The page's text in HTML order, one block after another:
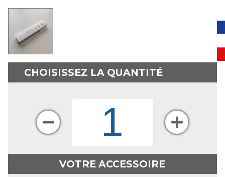
CHOISISSEZ LA QUANTITÉ
VOTRE ACCESSOIRE